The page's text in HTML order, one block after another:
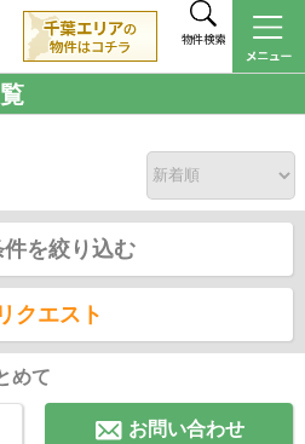
物件検索
件を絞り込む
クエスト
めて
お問い合わせ